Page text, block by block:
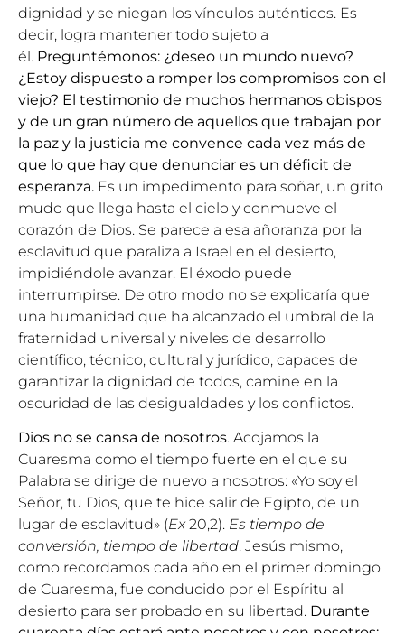
dignidad y se niegan los vínculos auténticos. Es
decir, logra mantener todo sujeto a
él. Preguntémonos: ¿deseo un mundo nuevo?
¿Estoy dispuesto a romper los compromisos con el
viejo? El testimonio de muchos hermanos obispos
y de un gran número de aquellos que trabajan por
la paz y la justicia me convence cada vez más de
que lo que hay que denunciar es un déficit de
esperanza. Es un impedimento para soñar, un grito
mudo que llega hasta el cielo y conmueve el
corazón de Dios. Se parece a esa añoranza por la
esclavitud que paraliza a Israel en el desierto,
impidiéndole avanzar. El éxodo puede
interrumpirse. De otro modo no se explicaría que
una humanidad que ha alcanzado el umbral de la
fraternidad universal y niveles de desarrollo
científico, técnico, cultural y jurídico, capaces de
garantizar la dignidad de todos, camine en la
oscuridad de las desigualdades y los conflictos.
Dios no se cansa de nosotros. Acojamos la
Cuaresma como el tiempo fuerte en el que su
Palabra se dirige de nuevo a nosotros: «Yo soy el
Señor, tu Dios, que te hice salir de Egipto, de un
lugar de esclavitud» (Ex20,2). Es tiempo de
conversión, tiempo de libertad. Jesús mismo,
como recordamos cada año en el primer domingo
de Cuaresma, fue conducido por el Espíritu al
desierto para ser probado en su libertad. Durante